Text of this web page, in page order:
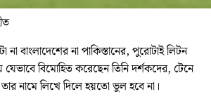
না বাংলাদেশের না পাকিস্তানের, পুরোটাই লিটন
যেভাবে বিমোহিত করেছেন তিনি দর্শকদের, টেনে
নামে লিখে দিলে হয়তো ভুল হবে না।